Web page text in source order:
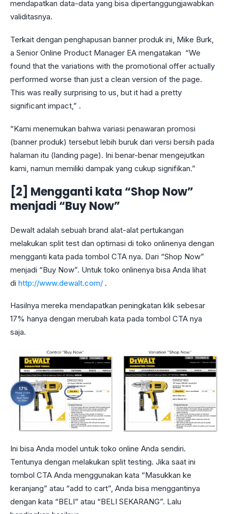
mendapatkan data-data yang bisa dipertanggungjawabkan
validitasnya.
Terkait dengan penghapusan banner produk ini, Mike Burk,
a Senior Online Product Manager EA mengatakan “We
found that the variations with the promotional offer actually
performed worse than just a clean version of the page.
This was really surprising to us, but it had a pretty
significant impact,” .
“Kami menemukan bahwa variasi penawaran promosi
(banner produk) tersebut lebih buruk dari versi bersih pada
halaman itu (landing page). Ini benar-benar mengejutkan
kami, namun memiliki dampak yang cukup signifikan.”
[2] Mengganti kata “Shop Now”
menjadi “Buy Now”
Dewalt adalah sebuah brand alat-alat pertukangan
melakukan split test dan optimasi di toko onlinenya dengan
mengganti kata pada tombol CTA nya. Dari “Shop Now”
menjadi “Buy Now”. Untuk toko onlinenya bisa Anda lihat
di http://www.dewalt.com/ .
Hasilnya mereka mendapatkan peningkatan klik sebesar
17% hanya dengan merubah kata pada tombol CTA nya
saja.
Ini bisa Anda model untuk toko online Anda sendiri.
Tentunya dengan melakukan split testing. Jika saat ini
tombol CTA Anda menggunakan kata “Masukkan ke
keranjang” atau “add to cart”, Anda bisa menggantinya
dengan kata “BELI” atau “BELI SEKARANG”. Lalu